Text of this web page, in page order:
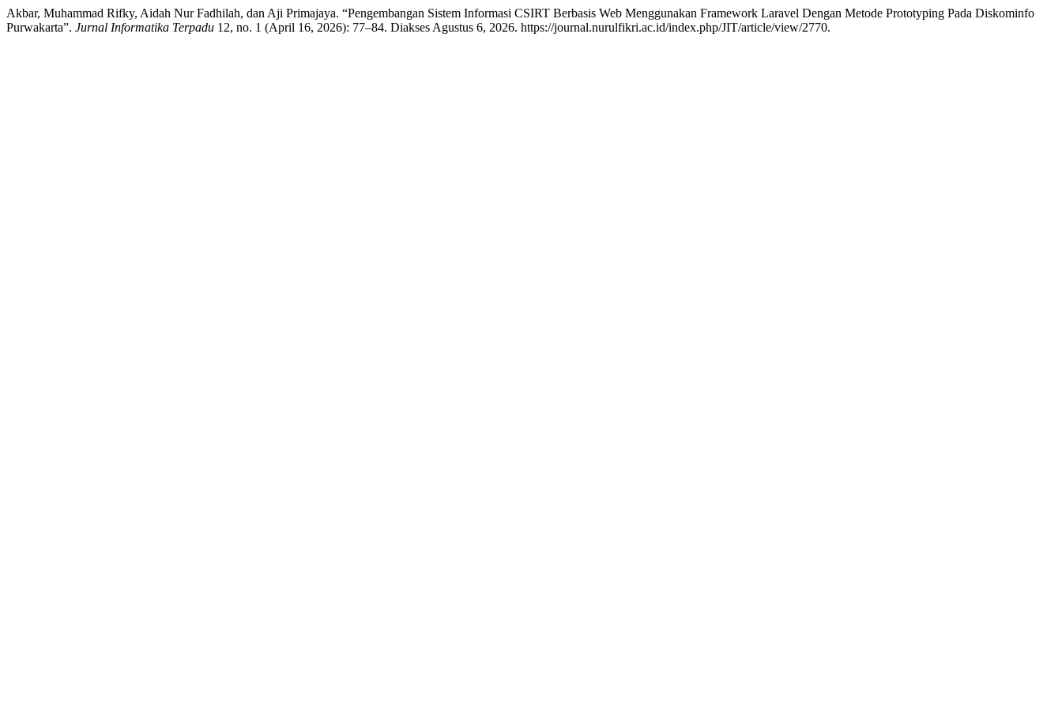
Akbar, Muhammad Rifky, Aidah Nur Fadhilah, dan Aji Primajaya. “Pengembangan Sistem Informasi CSIRT Berbasis Web Menggunakan Framework Laravel Dengan Metode Prototyping Pada Diskominfo
Purwakarta”. Jurnal Informatika Terpadu 12, no. 1 (April 16, 2026): 77–84. Diakses Agustus 6, 2026. https://journal.nurulfikri.ac.id/index.php/JIT/article/view/2770.